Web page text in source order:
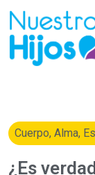
Cuerpo, Alma,
¿Es